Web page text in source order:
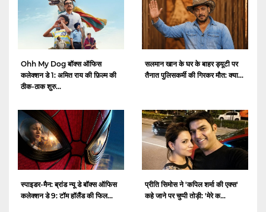
Ohh My Dog बॉक्स ऑफिस
कलेक्शन डे 1: अमित राय की फ़िल्म की
ठीक-ठाक शुरु...
सलमान खान के घर के बाहर ड्यूटी पर
तैनात पुलिसकर्मी की गिरकर मौत: क्या...
स्पाइडर-मैन: ब्रांड न्यू डे बॉक्स ऑफिस
कलेक्शन डे 9: टॉम हॉलैंड की फिल...
प्रीति सिमोस ने 'कपिल शर्मा की एक्स'
कहे जाने पर चुप्पी तोड़ी: 'मेरे क...